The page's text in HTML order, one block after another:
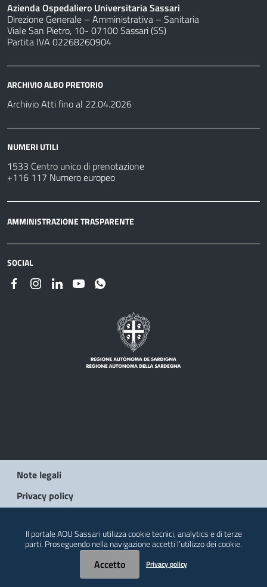
Azienda Ospedaliero Universitaria Sassari
Direzione Generale – Amministrativa – Sanitaria
Viale San Pietro, 10- 07100 Sassari (SS)
Partita IVA 02268260904
ARCHIVIO ALBO PRETORIO
Archivio Atti fino al 22.04.2026
NUMERI UTILI
1533 Centro unico di prenotazione
+116 117 Numero europeo
AMMINISTRAZIONE TRASPARENTE
SOCIAL
Note legali
Privacy policy
Il portale AOU Sassari utilizza cookie tecnici, analytics e di terze
parti. Proseguendo nella navigazione accetti l’utilizzo dei cookie.
Accetto Privacy policy